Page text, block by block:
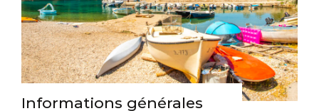
Informations générales